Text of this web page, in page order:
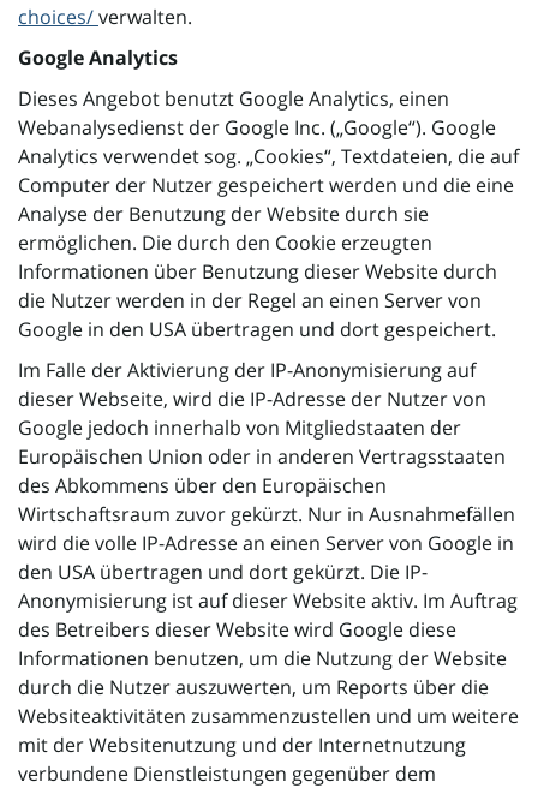
choices/verwalten.
Google Analytics
Dieses Angebot benutzt Google Analytics, einen
Webanalysedienst der Google Inc. („Google“). Google
Analytics verwendet sog. „Cookies“, Textdateien, die auf
Computer der Nutzer gespeichert werden und die eine
Analyse der Benutzung der Website durch sie
ermöglichen. Die durch den Cookie erzeugten
Informationen über Benutzung dieser Website durch
die Nutzer werden in der Regel an einen Server von
Google in den USA übertragen und dort gespeichert.
Im Falle der Aktivierung der IP-Anonymisierung auf
dieser Webseite, wird die IP-Adresse der Nutzer von
Google jedoch innerhalb von Mitgliedstaaten der
Europäischen Union oder in anderen Vertragsstaaten
des Abkommens über den Europäischen
Wirtschaftsraum zuvor gekürzt. Nur in Ausnahmefällen
wird die volle IP-Adresse an einen Server von Google in
den USA übertragen und dort gekürzt. Die IP-
Anonymisierung ist auf dieser Website aktiv. Im Auftrag
des Betreibers dieser Website wird Google diese
Informationen benutzen, um die Nutzung der Website
durch die Nutzer auszuwerten, um Reports über die
Websiteaktivitäten zusammenzustellen und um weitere
mit der Websitenutzung und der Internetnutzung
verbundene Dienstleistungen gegenüber dem